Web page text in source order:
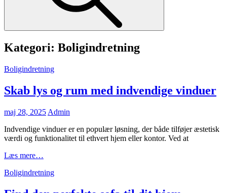
Kategori: Boligindretning
Cat
Boligindretning
Skab lys og rum med indvendige vinduer
Posted
maj 28, 2025 Admin
Indvendige vinduer er en populær løsning, der både tilføjer æstetisk
værdi og funktionalitet til ethvert hjem eller kontor. Ved at
Læs mere…
og
med
Cat
Boligindretning